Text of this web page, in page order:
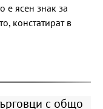
е ясен знак за
констатират в
с общо